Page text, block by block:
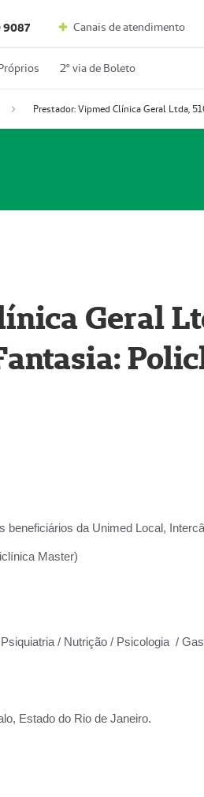
9087 Canais de atendimento
2º via de Boleto
Geral
beneficiários da Unimed Local,
Master)
/ Nutrição / Psicologia /
Estado do Rio de Janeiro.